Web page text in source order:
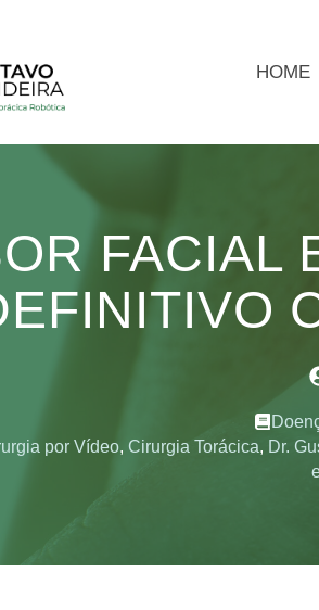
HOME
FACIAL
por Vídeo, Cirurgia Torácica, Dr.